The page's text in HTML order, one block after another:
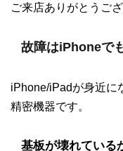
ご来店ありがとうご
故障はiPhoneで
iPhone/iPadが身近に
精密機器です。
基板が壊れている